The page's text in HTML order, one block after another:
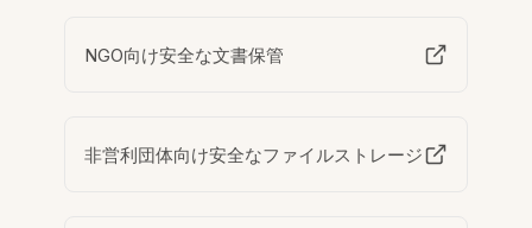
NGO向け安全な文書保管
非営利団体向け安全なファイルストレージ